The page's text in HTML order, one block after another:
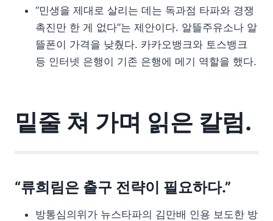
“민생을 제대로 살리는 데는 독과점 타파와 경쟁
촉진만 한 게 없다”는 제안이다. 알뜰주유소나 알
뜰폰이 가격을 낮췄다. 카카오뱅크와 토스뱅크
등 인터넷 은행이 기존 은행에 메기 역할을 했다.
밑줄 쳐 가며 읽은 칼럼.
“류희림은 출구 전략이 필요하다.”
방통심의위가 뉴스타파의 김만배 인용 보도한 방